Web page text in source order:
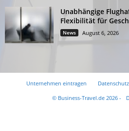
Unabhängige
Flexibilität für
News August 6, 2026
Unternehmen eintragen
© Business-Travel.de 2026 -